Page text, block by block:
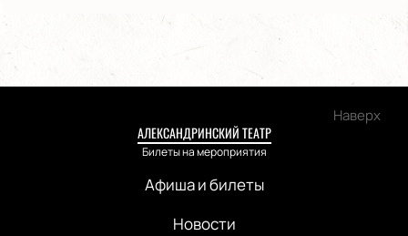
Наверх
АЛЕКСАНДРИНСКИЙ ТЕАТР
Билеты на мероприятия
Афиша и билеты
Новости